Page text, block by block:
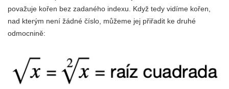
považuje kořen bez zadaného indexu. Když tedy vidíme kořen,
nad kterým není žádné číslo, můžeme jej přiřadit ke druhé
odmocnině: